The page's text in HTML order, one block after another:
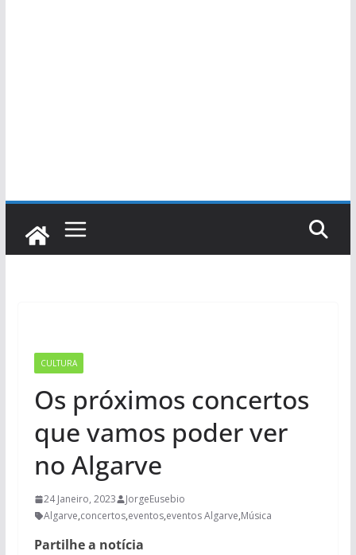
CULTURA
Os próximos concertos
que vamos poder ver
no Algarve
24 Janeiro, 2023
JorgeEusebio
Algarve,concertos,eventos,eventos Algarve,Música
Partilhe a notícia